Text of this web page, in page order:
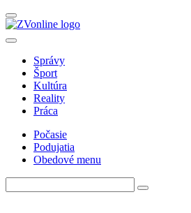
Správy
Šport
Kultúra
Reality
Práca
Počasie
Podujatia
Obedové menu